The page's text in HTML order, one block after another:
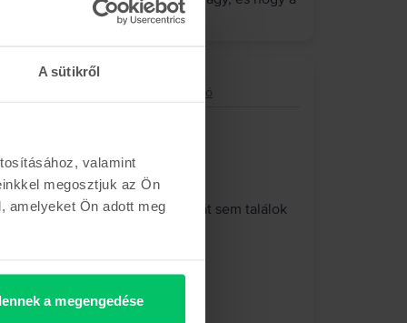
A sütikről
valamint
megosztjuk az Ön
amelyeket Ön adott meg
a megengedése
Kívánunk hozzá sok örömet!
core GPU, Starlight, 256 GB, Kiváló
meg, és tökéletes. Egy hibát sem találok